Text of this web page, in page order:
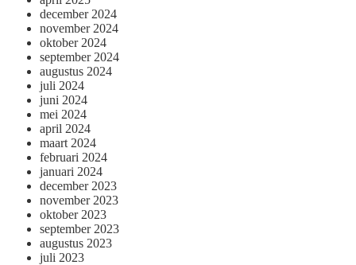
december 2024
november 2024
oktober 2024
september 2024
augustus 2024
juli 2024
juni 2024
mei 2024
april 2024
maart 2024
februari 2024
januari 2024
december 2023
november 2023
oktober 2023
september 2023
augustus 2023
juli 2023